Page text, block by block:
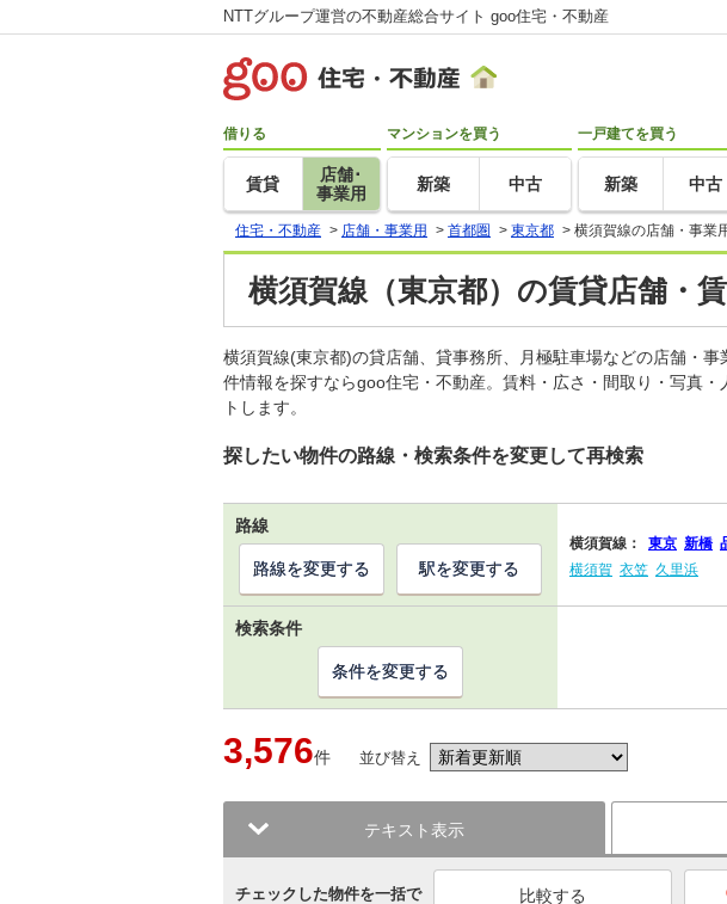
NTTグループ運営の不動産総合サイト goo住宅・不動産
借りる
賃貸
店舗･
事業用
マンションを買う
新築 中古
一戸建てを買う
新築 中古
住宅・不動産 > 店舗・事業用 > 首都圏 > 東京都 > 横須賀線の店舗・事業
横須賀線（東京都）の賃貸店舗・
横須賀線(東京都)の貸店舗、貸事務所、月極駐車場などの店舗・
件情報を探すならgoo住宅・不動産。賃料・広さ・間取り・写真
トします。
探したい物件の路線・検索条件を変更して再検索
路線
横須賀線： 東京 新橋
横須賀 衣笠 久里浜
路線を変更する 駅を変更する
検索条件
条件を変更する
3,576件 並び替え
テキスト表示
チェックした物件を一括で